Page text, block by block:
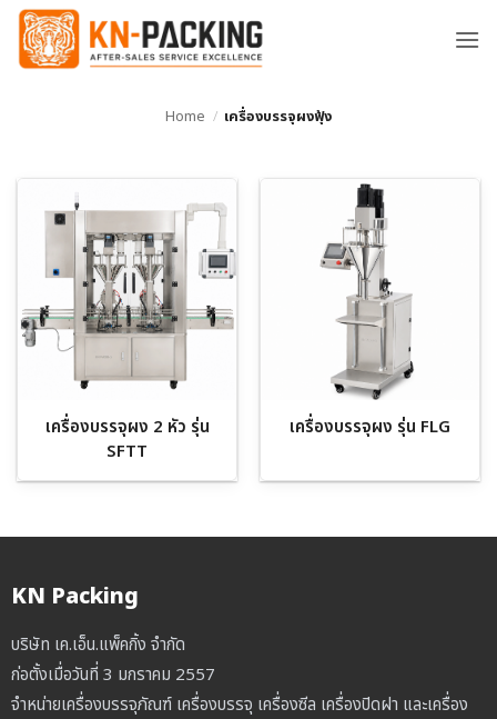
ข้าม
ยัง
Home / เครื่องบรรจุผงฟุ้ง
เครื่องบรรจุผง 2 หัว รุ่น
SFTT
เครื่องบรรจุผง รุ่น FLG
KN Packing
บริษัท เค.เอ็น.แพ็คกิ้ง จำกัด
ก่อตั้งเมื่อวันที่ 3 มกราคม 2557
จำหน่ายเครื่องบรรจุภัณฑ์ เครื่องบรรจุ เครื่องซีล เครื่องปิดฝา และเครื่อง